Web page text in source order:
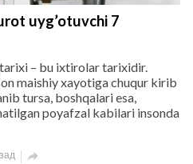
uyg’otuvchi 7
– bu ixtirolar tarixidir.
maishiy xayotiga chuqur kirib
tursa, boshqalari esa,
poyafzal kabilari insonda
